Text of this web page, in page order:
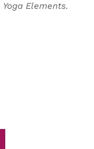
Yoga Elements.